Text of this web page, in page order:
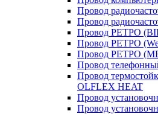
Провод
Провод
Провод РЕТРО
Провод РЕТРО
Провод РЕТРО
Провод
Провод
OLFLEX HEAT
Провод
Провод